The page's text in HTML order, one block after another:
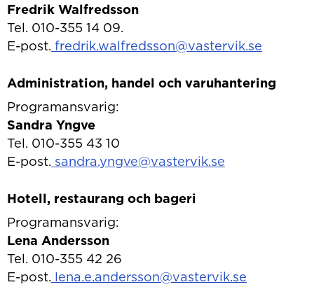
Fredrik Walfredsson
Tel. 010-355 14 09.
E-post. fredrik.walfredsson@vastervik.se
Administration, handel och varuhantering
Programansvarig:
Sandra Yngve
Tel. 010-355 43 10
E-post. sandra.yngve@vastervik.se
Hotell, restaurang och bageri
Programansvarig:
Lena Andersson
Tel. 010-355 42 26
E-post. lena.e.andersson@vastervik.se